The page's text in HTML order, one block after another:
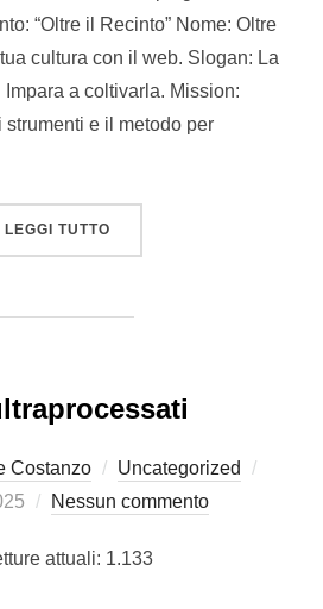
“Oltre il Recinto” Nome: Oltre
cultura con il web. Slogan: La
a coltivarla. Mission:
e il metodo per
LEGGI TUTTO“MANIFESTO “OLTRE IL
Costanzo Uncategorized
Nessun commento
attuali: 1.133